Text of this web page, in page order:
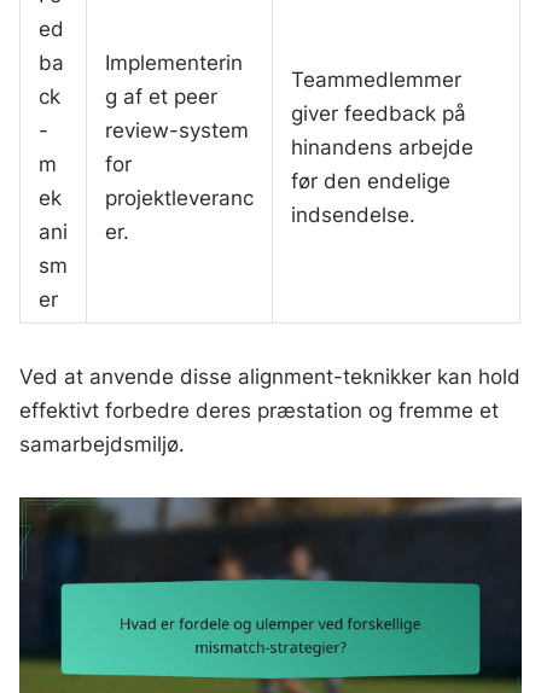
ed
ba
ck
-
m
ek
ani
sm
er
Implementerin
g af et peer
review-system
for
projektleveranc
er.
Teammedlemmer
giver feedback på
hinandens arbejde
før den endelige
indsendelse.
Ved at anvende disse alignment-teknikker kan hold
effektivt forbedre deres præstation og fremme et
samarbejdsmiljø.